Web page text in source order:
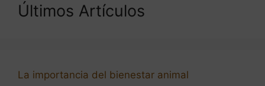
Últimos Artículos
La importancia del bienestar animal